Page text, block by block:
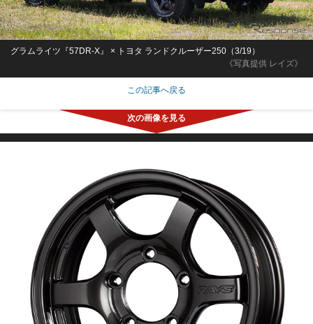
《写真提供 レイズ》
グラムライツ『57DR-X』 × トヨタ ランドクルーザー250（3/19）
この記事へ戻る